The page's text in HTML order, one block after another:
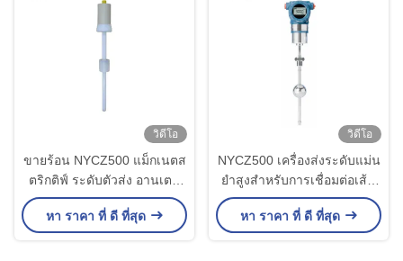
วิดีโอ
ขายร้อน NYCZ500 แม็กเนตส
ตริกติฟ์ ระดับตัวส่ง อานเตน
น่ารูปร่างเคเบิล, ไม้ วัสดุแอน
เตนน่า 304、316
หา ราคา ที่ ดี ที่สุด
วิดีโอ
NYCZ500 เครื่องส่งระดับแม่น
ยําสูงสําหรับการเชื่อมต่อเส้น
การวัดระดับของของเหลว
หา ราคา ที่ ดี ที่สุด